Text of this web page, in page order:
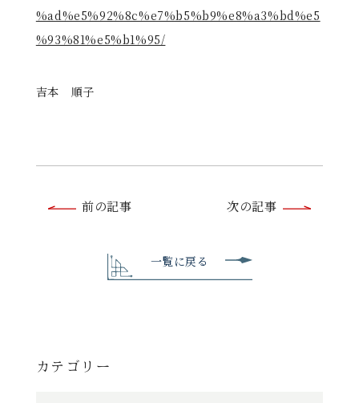
%ad%e5%92%8c%e7%b5%b9%e8%a3%bd%e5
%93%81%e5%b1%95/
吉本 順子
へ
前の記事 次の記事
一覧に戻る
カテゴリー